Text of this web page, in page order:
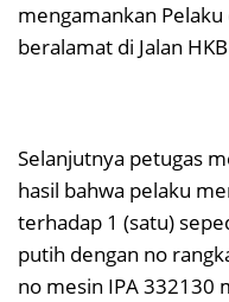
mengamankan
beralamat di Jalan
Selanjutnya petugas
hasil bahwa pelaku
terhadap 1 (satu)
putih dengan no
no mesin IPA 332130